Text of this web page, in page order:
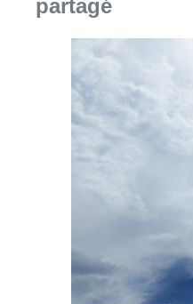
06 août 2026 Consulter
Centre
reportée au
nouvelles